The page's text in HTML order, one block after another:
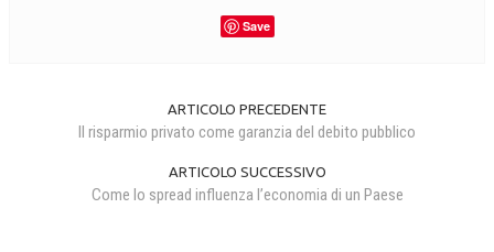
Save
ARTICOLO PRECEDENTE
Il risparmio privato come garanzia del debito pubblico
ARTICOLO SUCCESSIVO
Come lo spread influenza l’economia di un Paese